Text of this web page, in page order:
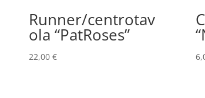
Runner/centrotav
ola “PatRoses”
22,00 €